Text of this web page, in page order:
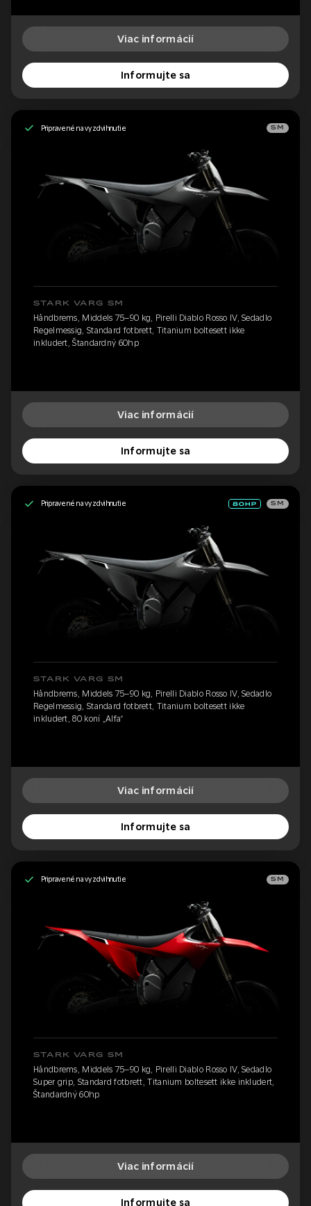
Viac informácií
Informujte sa
Pripravené na vyzdvihnutie SM
STARK VARG SM
Håndbrems, Middels 75–90 kg, Pirelli Diablo Rosso IV, Sedadlo
Regelmessig, Standard fotbrett, Titanium boltesett ikke
inkludert, Štandardný 60hp
Viac informácií
Informujte sa
Pripravené na vyzdvihnutie SM
STARK VARG SM
Håndbrems, Middels 75–90 kg, Pirelli Diablo Rosso IV, Sedadlo
Regelmessig, Standard fotbrett, Titanium boltesett ikke
inkludert, 80 koní „Alfa“
Viac informácií
Informujte sa
Pripravené na vyzdvihnutie SM
STARK VARG SM
Håndbrems, Middels 75–90 kg, Pirelli Diablo Rosso IV, Sedadlo
Super grip, Standard fotbrett, Titanium boltesett ikke inkludert,
Štandardný 60hp
Viac informácií
Informujte sa